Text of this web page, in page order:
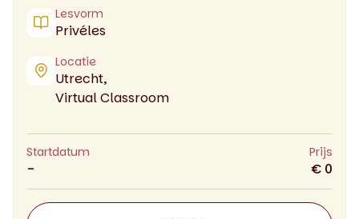
Lesvorm
Privéles
Locatie
Utrecht,
Virtual Classroom
Startdatum
-
Prijs
€ 0